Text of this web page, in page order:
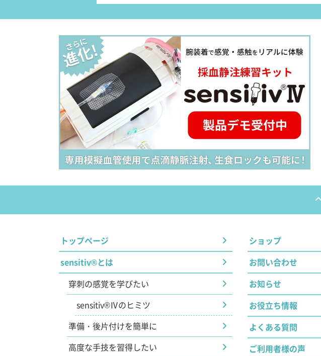
トップページ
sensitiv®とは
穿刺の感覚を学びたい
sensitiv®Ⅳのヒミツ
準備・後片付けを簡単に
高度な手技を習得したい
ショップ
お問い合わせ
お知らせ
お役立ち情報
よくある質問
ご利用者様の声